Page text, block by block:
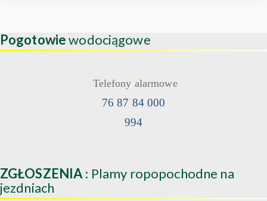
Pogotowiewodociągowe
Telefony alarmowe
76 87 84 000
994
ZGŁOSZENIA : Plamy ropopochodne na
jezdniach